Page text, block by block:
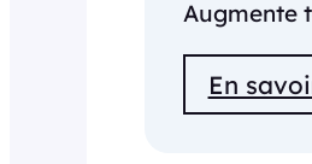
Augmente
En